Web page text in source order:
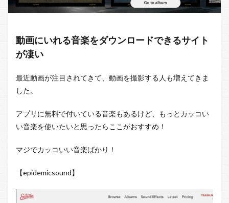
動画にいれる音楽をダウンロードできるサイト
が凄い
最近動画が注目されてきて、動画を撮影する人も増えてきま
した。
アプリに無料で付いている音楽もあるけど、もっとカッコい
い音楽を使いたいと思ったらここがおすすめ！
マジでカッコいい音楽ばかり！
【epidemicsound】